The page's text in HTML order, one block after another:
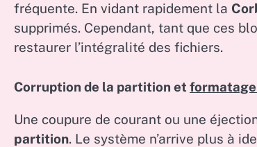
fréquente. En vidant rapidement la
supprimés. Cependant, tant que ces
restaurer l’intégralité des fichiers.
Corruption de la partition et
Une coupure de courant ou une
partition. Le système n’arrive plus à